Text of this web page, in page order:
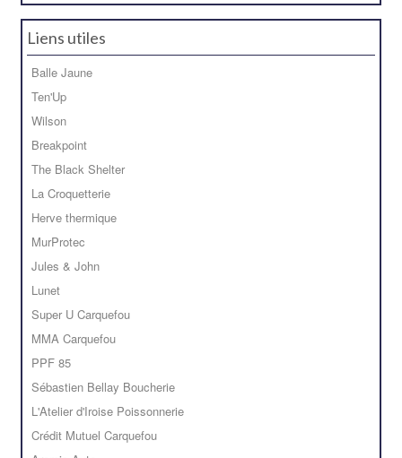
Liens utiles
Balle Jaune
Ten'Up
Wilson
Breakpoint
The Black Shelter
La Croquetterie
Herve thermique
MurProtec
Jules & John
Lunet
Super U Carquefou
MMA Carquefou
PPF 85
Sébastien Bellay Boucherie
L'Atelier d'Iroise Poissonnerie
Crédit Mutuel Carquefou